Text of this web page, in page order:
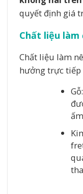
quyết định giá
Chất liệu làm
Chất liệu làm
hưởng trực tiếp